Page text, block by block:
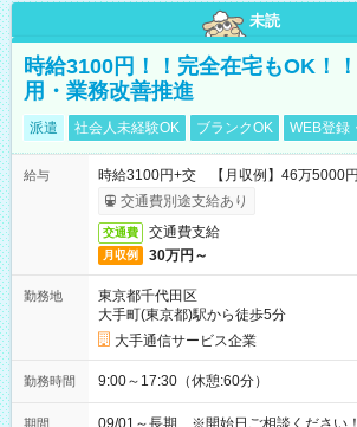
未読
時給3100円！！完全在宅もOK！
用・業務改善推進
派遣 社会人未経験OK ブランクOK WEB登録
給与
時給3100円+交 【月収例】46万5000円
交通費別途支給あり
交通費 交通費支給
月収例 30万円～
勤務地
東京都千代田区
大手町(東京都)駅から徒歩5分
大手通信サービス企業
勤務時間 9:00～17:30（休憩:60分）
期間 09/01～長期 ※開始日ご相談ください！